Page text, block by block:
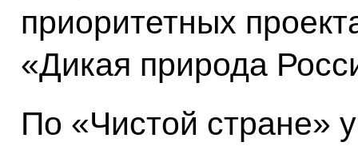
приоритетных
«Дикая природа
По «Чистой стране»